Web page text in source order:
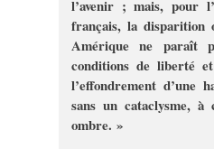
l’avenir ; mais, pour
français, la disparition
Amérique ne paraît
conditions de liberté
l’effondrement d’une
sans un cataclysme,
ombre. »